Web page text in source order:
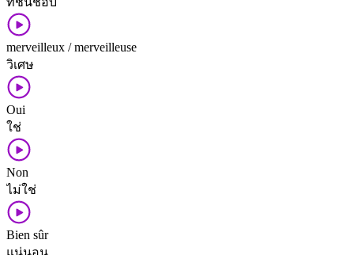
merveilleux / merveilleuse
วิเศษ
Oui
ใช่
Non
ไม่​ใช่
Bien sûr
แน่นอน